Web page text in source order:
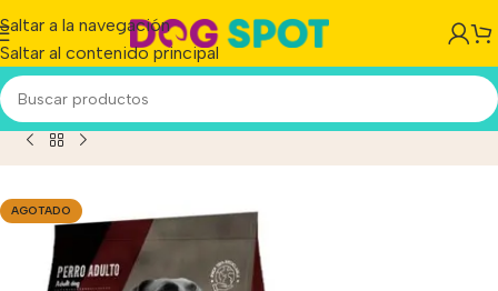
Saltar a la navegación
Saltar al contenido principal
Natural Recipe Carne Argentina Seleccionada X 3 Kg
AGOTADO